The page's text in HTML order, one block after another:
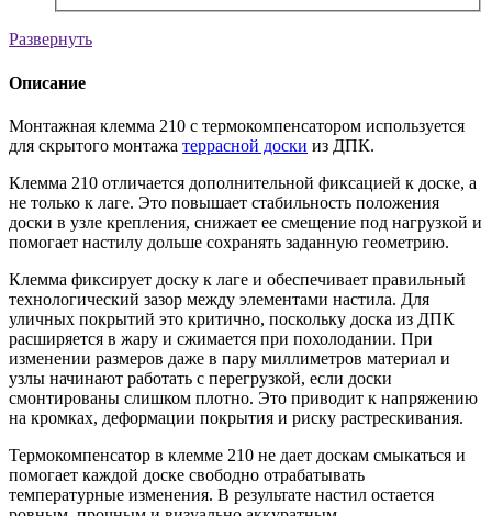
Развернуть
Описание
Монтажная клемма 210 с термокомпенсатором используется
для скрытого монтажа террасной доски из ДПК.
Клемма 210 отличается дополнительной фиксацией к доске, а
не только к лаге. Это повышает стабильность положения
доски в узле крепления, снижает ее смещение под нагрузкой и
помогает настилу дольше сохранять заданную геометрию.
Клемма фиксирует доску к лаге и обеспечивает правильный
технологический зазор между элементами настила. Для
уличных покрытий это критично, поскольку доска из ДПК
расширяется в жару и сжимается при похолодании. При
изменении размеров даже в пару миллиметров материал и
узлы начинают работать с перегрузкой, если доски
смонтированы слишком плотно. Это приводит к напряжению
на кромках, деформации покрытия и риску растрескивания.
Термокомпенсатор в клемме 210 не дает доскам смыкаться и
помогает каждой доске свободно отрабатывать
температурные изменения. В результате настил остается